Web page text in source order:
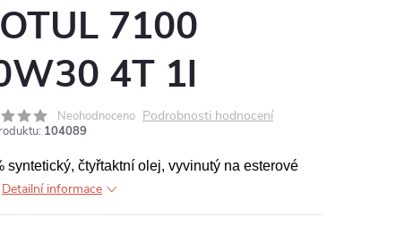
7100
4T 1l
Neohodnoceno Podrobnosti hodnocení
104089
syntetický, čtyřtaktní olej, vyvinutý na esterové
Detailní informace